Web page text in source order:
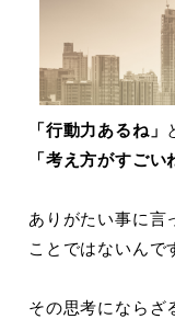
「行動力あるね」
「考え方がすごい
ありがたい事に言
ことではないんで
その思考にならざ